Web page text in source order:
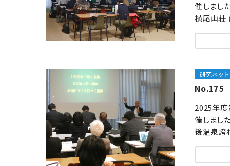
催しまし
横尾山荘
研究ネッ
No.175
2025年度
催しまし
後温泉誇